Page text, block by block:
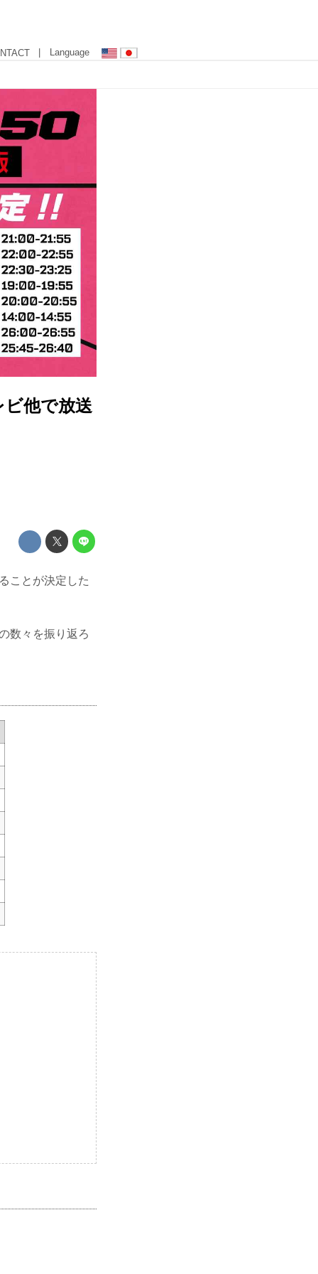
| Language
ビ他で放送
ことが決定した
数々を振り返ろ